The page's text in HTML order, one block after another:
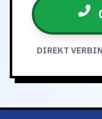
DIREKT